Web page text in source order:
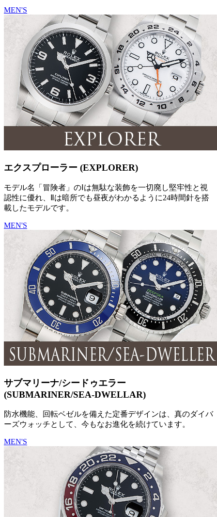
MEN'S
エクスプローラー (EXPLORER)
モデル名「冒険者」のⅠは無駄な装飾を一切廃し堅牢性と視
認性に優れ、Ⅱは暗所でも昼夜がわかるように24時間針を搭
載したモデルです。
MEN'S
サブマリーナ/シードゥエラー
(SUBMARINER/SEA-DWELLAR)
防水機能、回転ベゼルを備えた定番デザインは、真のダイバ
ーズウォッチとして、今もなお進化を続けています。
MEN'S